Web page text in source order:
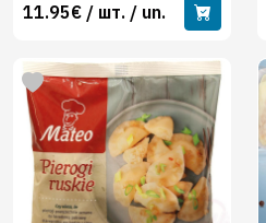
11.95€ / шт. / un.